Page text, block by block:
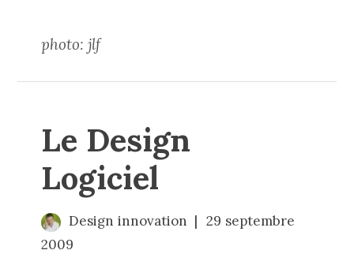
photo: jlf
Le Design
Logiciel
Design innovation
29 septembre
2009